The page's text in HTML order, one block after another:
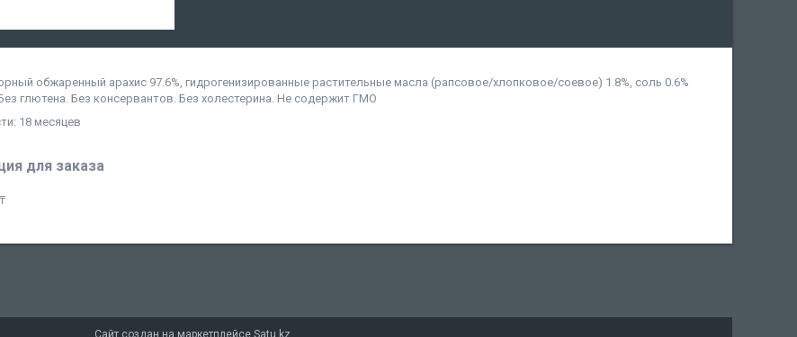
обжаренный арахис 97.6%, гидрогенизированные растительные масла (рапсовое/хлопковое/соевое) 1.8%, соль 0.6%
глютена. Без консервантов. Без холестерина. Не содержит ГМО
18 месяцев
для заказа
Сайт создан на маркетплейсе Satu.kz